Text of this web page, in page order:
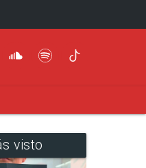
visto